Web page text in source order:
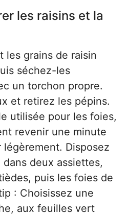
les raisins et la
les grains de raisin
séchez-les
un torchon propre.
et retirez les pépins.
utilisée pour les foies,
revenir une minute
Disposez
deux assiettes,
puis les foies de
: Choisissez une
aux feuilles vert